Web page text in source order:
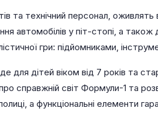
та технічний персонал,
автомобілів у піт-стопі, а
гри: підйомниками,
для дітей віком від 7 років
справжній світ Формули-1 та
а функціональні елементи